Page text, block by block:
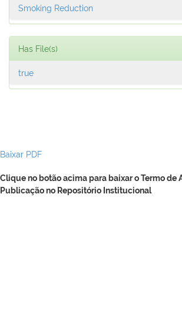
Smoking Reduction
Has File(s)
true
Baixar PDF
Clique no botão acima para baixar o Termo de
Publicação no Repositório Institucional